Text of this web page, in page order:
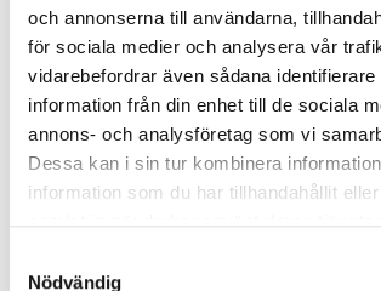
och annonserna till användarna,
för sociala medier och analysera vår
vidarebefordrar även sådana identifierare
information från din enhet till de sociala
annons- och analysföretag som vi
Dessa kan i sin tur kombinera
information som du har tillhandahållit
Nödvändig
Köp 5 och få 2 extra utan
kostnad
CrownOne filar small/gul 6
595